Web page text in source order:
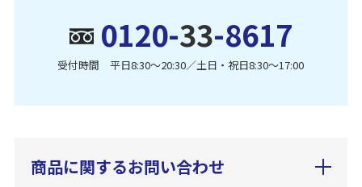
0120-33-8617
受付時間 平日8:30〜20:30／土日・祝日8:30〜17:00
商品に関するお問い合わせ